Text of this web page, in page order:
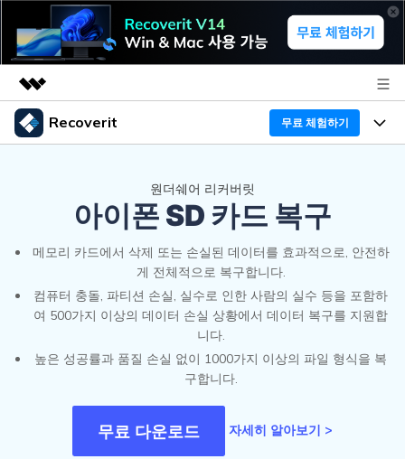
주요 제품
솔루션
뉴스룸
Recoverit 무료 체험하기
Recoverit - Windows 버전
선도적인 데이터 복구 전문가
무료 체험
Recoverit - Mac 버전
문서 복구하기
디바이스 복구하기
리커버릿 모든 기능 확인하기
외장 저장장치 복구
삭제된 파일 복구
손상된 파일 복구
삭제된 미디어 복구
원더쉐어 리커버릿
아이폰 SD 카드 복구
메모리 카드에서 삭제 또는 손실된 데이터를 효과적으로, 안전하
게 전체적으로 복구합니다.
컴퓨터 충돌, 파티션 손실, 실수로 인한 사람의 실수 등을 포함하
여 500가지 이상의 데이터 손실 상황에서 데이터 복구를 지원합
니다.
높은 성공률과 품질 손실 없이 1000가지 이상의 파일 형식을 복
구합니다.
무료 다운로드 자세히 알아보기 >